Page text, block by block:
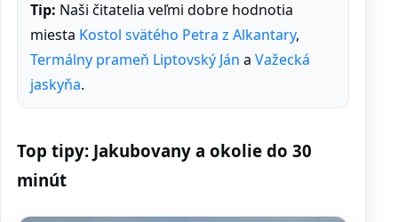
Tip: Naši čitatelia veľmi dobre hodnotia
miesta Kostol svätého Petra z Alkantary,
Termálny prameň Liptovský Ján a Važecká
jaskyňa.
Top tipy: Jakubovany a okolie do 30
minút